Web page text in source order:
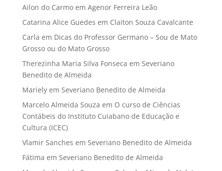
Ailon do Carmoem Agenor Ferreira Leão
Catarina Alice Guedes em Claiton Souza Cavalcante
Carla em Dicas do Professor Germano – Sou de Mato
Grosso ou do Mato Grosso
Therezinha Maria Silva Fonseca em Severiano
Benedito de Almeida
Marielyem Severiano Benedito de Almeida
Marcelo Almeida Souza em O curso de Ciências
Contábeis do Instituto Cuiabano de Educação e
Cultura (ICEC)
Vlamir Sanches em Severiano Benedito de Almeida
Fátima em Severiano Benedito de Almeida